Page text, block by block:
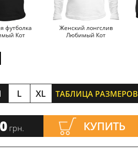
футболка
Кот
Женский лонгслив
Любимый Кот
L XL ТАБЛИЦА РАЗМЕРОВ
грн. КУПИТЬ